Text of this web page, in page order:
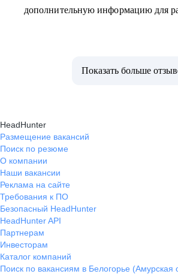
дополнительную информацию для
Показать больше
HeadHunter
Размещение вакансий
Поиск по резюме
О компании
Наши вакансии
Реклама на сайте
Требования к ПО
Безопасный HeadHunter
HeadHunter API
Партнерам
Инвесторам
Каталог компаний
Поиск по вакансиям в Белогорье (Амурская